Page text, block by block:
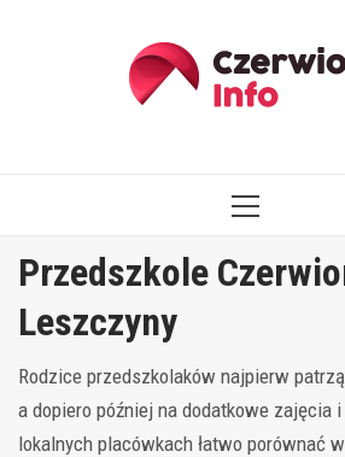
PRIMARY
Przedszkole
Leszczyny
Rodzice przedszkolaków najpierw
a dopiero później na dodatkowe zajęcia
lokalnych placówkach łatwo porównać